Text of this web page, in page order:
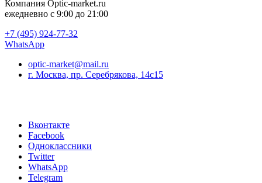
Компания Optic-market.ru
ежедневно с 9:00 до 21:00
+7 (495) 924-77-32
WhatsApp
optic-market@mail.ru
г. Москва, пр. Серебрякова, 14с15
Вконтакте
Facebook
Одноклассники
Twitter
WhatsApp
Telegram